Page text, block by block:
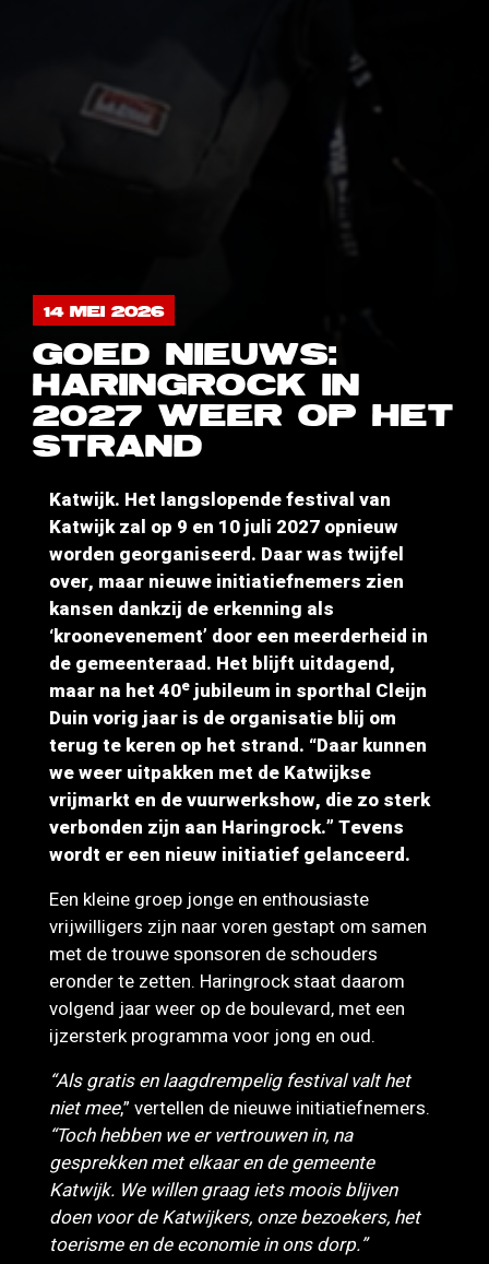
14 MEI 2026
GOED NIEUWS:
HARINGROCK IN
2027 WEER OP HET
STRAND
Katwijk. Het langslopende festival van
Katwijk zal op 9 en 10 juli 2027 opnieuw
worden georganiseerd. Daar was twijfel
over, maar nieuwe initiatiefnemers zien
kansen dankzij de erkenning als
‘kroonevenement’ door een meerderheid in
de gemeenteraad. Het blijft uitdagend,
maar na het 40ejubileum in sporthal Cleijn
Duin vorig jaar is de organisatie blij om
terug te keren op het strand. “Daar kunnen
we weer uitpakken met de Katwijkse
vrijmarkt en de vuurwerkshow, die zo sterk
verbonden zijn aan Haringrock.” Tevens
wordt er een nieuw initiatief gelanceerd.
Een kleine groep jonge en enthousiaste
vrijwilligers zijn naar voren gestapt om samen
met de trouwe sponsoren de schouders
eronder te zetten. Haringrock staat daarom
volgend jaar weer op de boulevard, met een
ijzersterk programma voor jong en oud.
“Als gratis en laagdrempelig festival valt het
niet mee,” vertellen de nieuwe initiatiefnemers.
“Toch hebben we er vertrouwen in, na
gesprekken met elkaar en de gemeente
Katwijk. We willen graag iets moois blijven
doen voor de Katwijkers, onze bezoekers, het
toerisme en de economie in ons dorp.”